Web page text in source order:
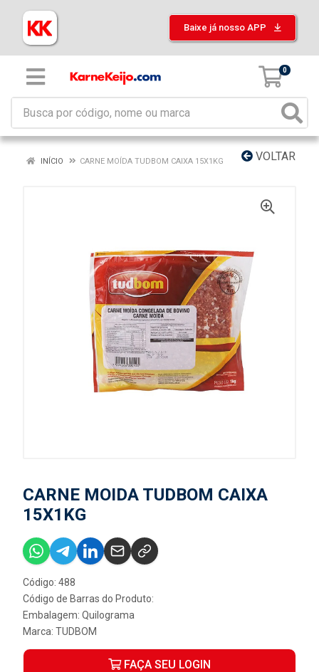
Baixe já nosso APP
0
VOLTAR
INÍCIO CARNE MOÍDA TUDBOM CAIXA 15X1KG
CARNE MOIDA TUDBOM CAIXA
15X1KG
Código: 488
Código de Barras do Produto:
Embalagem: Quilograma
Marca: TUDBOM
FAÇA SEU LOGIN